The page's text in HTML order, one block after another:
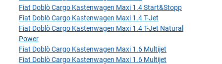
Fiat Doblò Cargo Kastenwagen Maxi 1.4 Start&Stopp
Fiat Doblò Cargo Kastenwagen Maxi 1.4 T-Jet
Fiat Doblò Cargo Kastenwagen Maxi 1.4 T-Jet Natural
Power
Fiat Doblò Cargo Kastenwagen Maxi 1.6 Multijet
Fiat Doblò Cargo Kastenwagen Maxi 1.6 Multijet